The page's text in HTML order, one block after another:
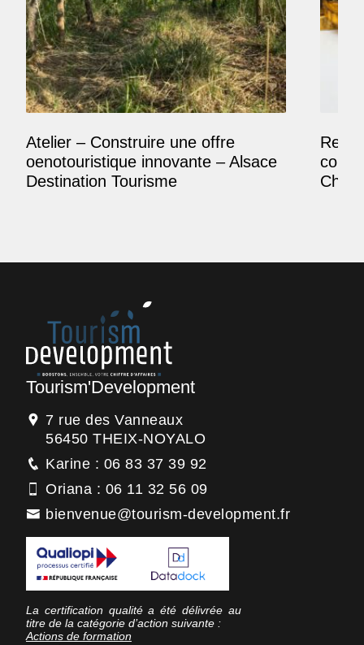
Atelier – Construire une offre
oenotouristique innovante – Alsace
Destination Tourisme
Tourism'Development
7 rue des Vanneaux
56450 THEIX-NOYALO
Karine : 06 83 37 39 92
Oriana : 06 11 32 56 09
bienvenue@tourism-development.fr
La certification qualité a été délivrée au
titre de la catégorie d’action suivante :
Actions de formation